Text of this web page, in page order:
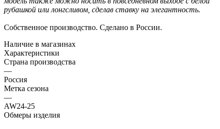
рубашкой или лонгсливом, сделав ставку на элегантность.
Собственное производство. Сделано в России.
Наличие в магазинах
Характеристики
Страна производства
—
Россия
Метка сезона
—
AW24-25
Обмеры изделия